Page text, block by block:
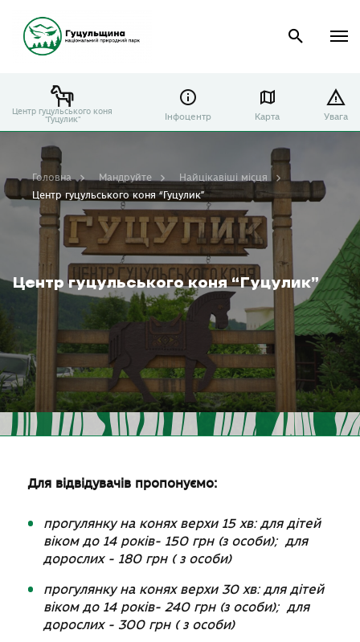
Центр гуцульського коня
"Гуцулик"
Інфоцентр Карта Увага
Центр гуцульського коня “Гуцулик”
Головна Мандруйте
Найцікавіші місця
Центр гуцульського коня “Гуцулик”
Для відвідувачів пропонуємо:
прогулянку на конях верхи 15 хв:для дітей
віком до 14 років- 150 грн (з особи); для
дорослих - 180 грн ( з особи)
прогулянку на конях верхи 30 хв:для дітей
віком до 14 років- 240 грн (з особи); для
дорослих - 300 грн ( з особи)